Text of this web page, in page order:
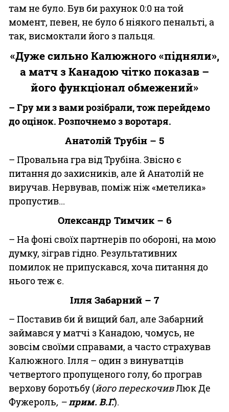
там не було. Був би рахунок 0:0 на той
момент, певен, не було б ніякого пенальті, а
так, висмоктали його з пальця.
«Дуже сильно Калюжного «підняли»,
а матч з Канадою чітко показав –
його функціонал обмежений»
– Гру ми з вами розібрали, тож перейдемо
до оцінок. Розпочнемо з воротаря.
Анатолій Трубін – 5
– Провальна гра від Трубіна. Звісно є
питання до захисників, але й Анатолій не
виручав. Нервував, поміж ніж «метелика»
пропустив...
Олександр Тимчик – 6
– На фоні своїх партнерів по обороні, на мою
думку, зіграв гідно. Результативних
помилок не припускався, хоча питання до
нього теж є.
Ілля Забарний – 7
– Поставив би й вищий бал, але Забарний
займався у матчі з Канадою, чомусь, не
зовсім своїми справами, а часто страхував
Калюжного. Ілля – один з винуватців
четвертого пропущеного голу, бо програв
верхову боротьбу (його перескочивЛюк Де
Фужероль, –прим. В.Г.).